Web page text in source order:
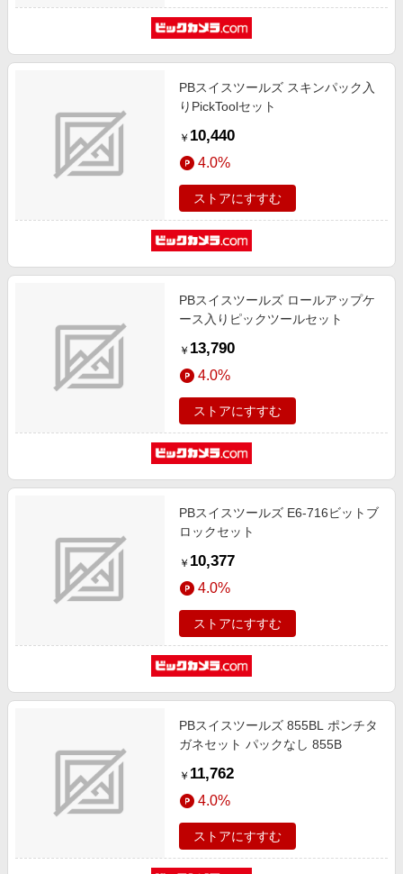
PBスイスツールズ スキンパック入
りPickToolセット
￥ 10,440
4.0%
ストアにすすむ
PBスイスツールズ ロールアップケ
ース入りピックツールセット
￥ 13,790
4.0%
ストアにすすむ
PBスイスツールズ E6-716ビットブ
ロックセット
￥ 10,377
4.0%
ストアにすすむ
PBスイスツールズ 855BL ポンチタ
ガネセット パックなし 855B
￥ 11,762
4.0%
ストアにすすむ